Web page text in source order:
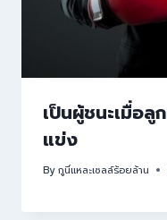
เป็นผู้ชนะเมื่อ
แข่ง
Byกูนี่แหละเซลล์ร้อยล้าน